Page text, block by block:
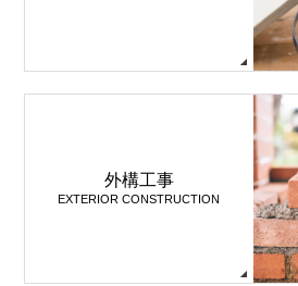
外構工事
EXTERIOR CONSTRUCTION